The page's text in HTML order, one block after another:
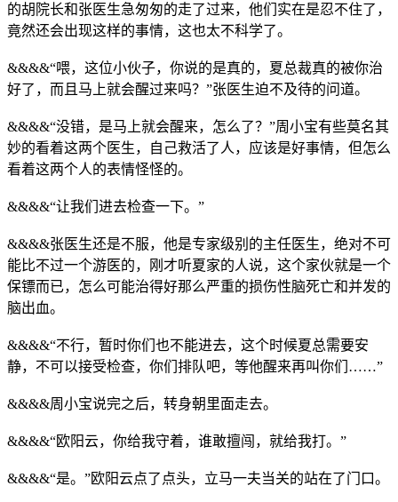
的胡院长和张医生急匆匆的走了过来，他们实在是忍不住了，
竟然还会出现这样的事情，这也太不科学了。
&&&&“喂，这位小伙子，你说的是真的，夏总裁真的被你治
好了，而且马上就会醒过来吗？”张医生迫不及待的问道。
&&&&“没错，是马上就会醒来，怎么了？”周小宝有些莫名其
妙的看着这两个医生，自己救活了人，应该是好事情，但怎么
看着这两个人的表情怪怪的。
&&&&“让我们进去检查一下。”
&&&&张医生还是不服，他是专家级别的主任医生，绝对不可
能比不过一个游医的，刚才听夏家的人说，这个家伙就是一个
保镖而已，怎么可能治得好那么严重的损伤性脑死亡和并发的
脑出血。
&&&&“不行，暂时你们也不能进去，这个时候夏总需要安
静，不可以接受检查，你们排队吧，等他醒来再叫你们……”
&&&&周小宝说完之后，转身朝里面走去。
&&&&“欧阳云，你给我守着，谁敢擅闯，就给我打。”
&&&&“是。”欧阳云点了点头，立马一夫当关的站在了门口。